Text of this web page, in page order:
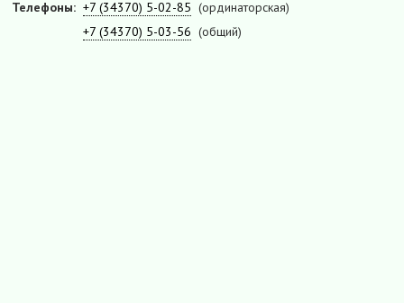
Телефоны: +7 (34370) 5-02-85 (ординаторская)
+7 (34370) 5-03-56 (общий)